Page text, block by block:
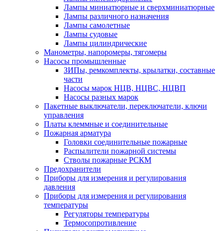
Лампы миниатюрные и сверхминиатюрные
Лампы различного назначения
Лампы самолетные
Лампы судовые
Лампы цилиндрические
Манометры, напоромеры, тягомеры
Насосы промышленные
ЗИПы, ремкомплекты, крылатки, составные
части
Насосы марок НЦВ, НЦВС, НЦВП
Насосы разных марок
Пакетные выключатели, переключатели, ключи
управления
Платы клеммные и соединительные
Пожарная арматура
Головки соединительные пожарные
Распылители пожарной системы
Стволы пожарные РСКМ
Предохранители
Приборы для измерения и регулирования
давления
Приборы для измерения и регулирования
температуры
Регуляторы температуры
Термосопротивление